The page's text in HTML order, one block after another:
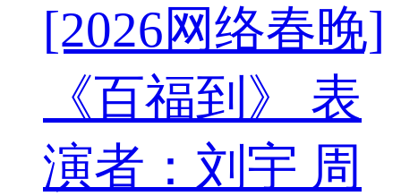
[2026网络春晚]
《百福到》 表
演者：刘宇 周